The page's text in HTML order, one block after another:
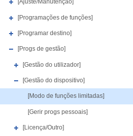
[Ajuste/Manutenção]
[Programações de funções]
[Programar destino]
[Progs de gestão]
[Gestão do utilizador]
[Gestão do dispositivo]
[Modo de funções limitadas]
[Gerir progs pessoais]
[Licença/Outro]